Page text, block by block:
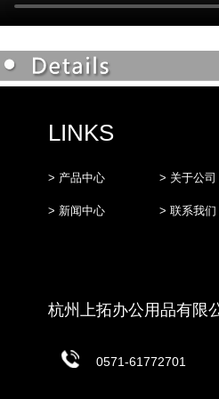
LINKS
> 产品中心 > 关于公司
> 新闻中心 > 联系我们
杭州上拓办公用品有限
0571-61772701